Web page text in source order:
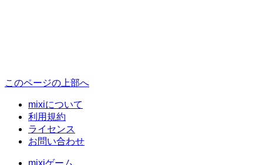
このページの上部へ
mixiについて
利用規約
ライセンス
お問い合わせ